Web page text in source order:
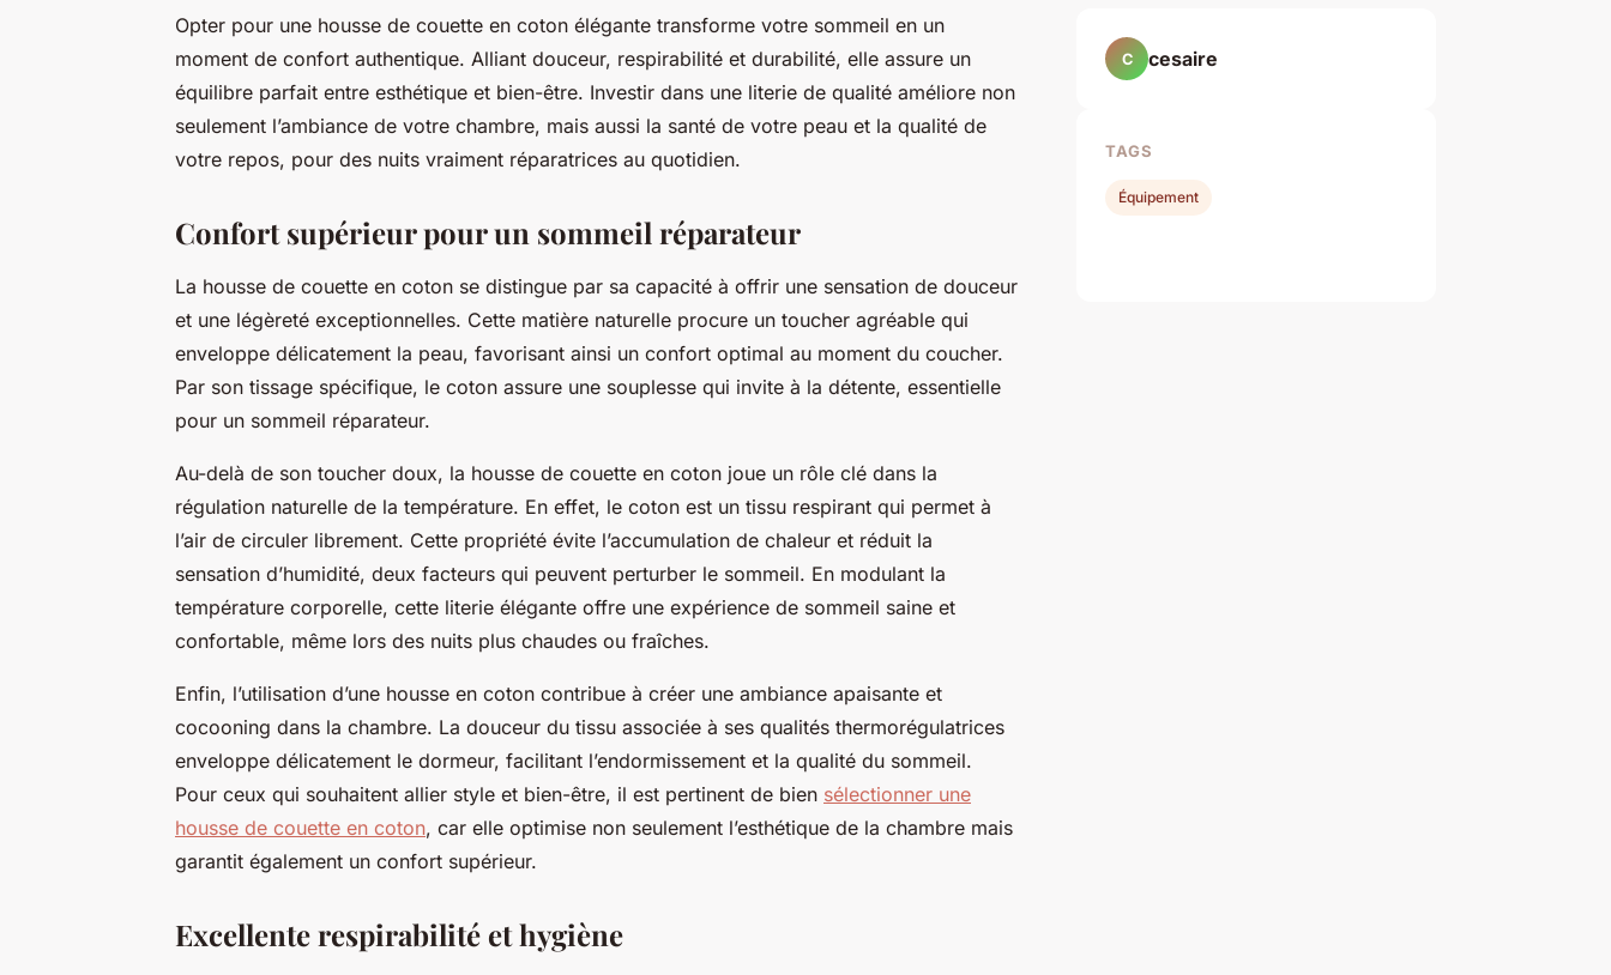
Opter pour une housse de couette en coton élégante transforme votre sommeil en un
moment de confort authentique. Alliant douceur, respirabilité et durabilité, elle assure un
équilibre parfait entre esthétique et bien-être. Investir dans une literie de qualité améliore non
seulement l’ambiance de votre chambre, mais aussi la santé de votre peau et la qualité de
votre repos, pour des nuits vraiment réparatrices au quotidien.
Confort supérieur pour un sommeil réparateur
La housse de couette en coton se distingue par sa capacité à offrir une sensation de douceur
et une légèreté exceptionnelles. Cette matière naturelle procure un toucher agréable qui
enveloppe délicatement la peau, favorisant ainsi un confort optimal au moment du coucher.
Par son tissage spécifique, le coton assure une souplesse qui invite à la détente, essentielle
pour un sommeil réparateur.
Au-delà de son toucher doux, la housse de couette en coton joue un rôle clé dans la
régulation naturelle de la température. En effet, le coton est un tissu respirant qui permet à
l’air de circuler librement. Cette propriété évite l’accumulation de chaleur et réduit la
sensation d’humidité, deux facteurs qui peuvent perturber le sommeil. En modulant la
température corporelle, cette literie élégante offre une expérience de sommeil saine et
confortable, même lors des nuits plus chaudes ou fraîches.
Enfin, l’utilisation d’une housse en coton contribue à créer une ambiance apaisante et
cocooning dans la chambre. La douceur du tissu associée à ses qualités thermorégulatrices
enveloppe délicatement le dormeur, facilitant l’endormissement et la qualité du sommeil.
Pour ceux qui souhaitent allier style et bien-être, il est pertinent de bien sélectionner une
housse de couette en coton, car elle optimise non seulement l’esthétique de la chambre mais
garantit également un confort supérieur.
Excellente respirabilité et hygiène
C cesaire
TAGS
Équipement